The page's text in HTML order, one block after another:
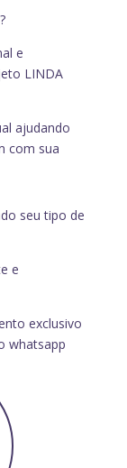
e
LINDA
ajudando
com sua
seu tipo de
e
exclusivo
whatsapp